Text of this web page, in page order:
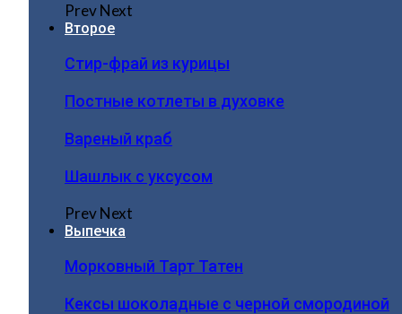
PrevNext
Второе
Стир-фрай из курицы
Постные котлеты в духовке
Вареный краб
Шашлык с уксусом
PrevNext
Выпечка
Морковный Тарт Татен
Кексы шоколадные с черной смородиной